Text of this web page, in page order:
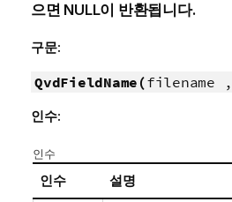
으면 NULL이 반환됩니다.
구문:
QvdFieldName(filename
인수:
인수
인수 설명